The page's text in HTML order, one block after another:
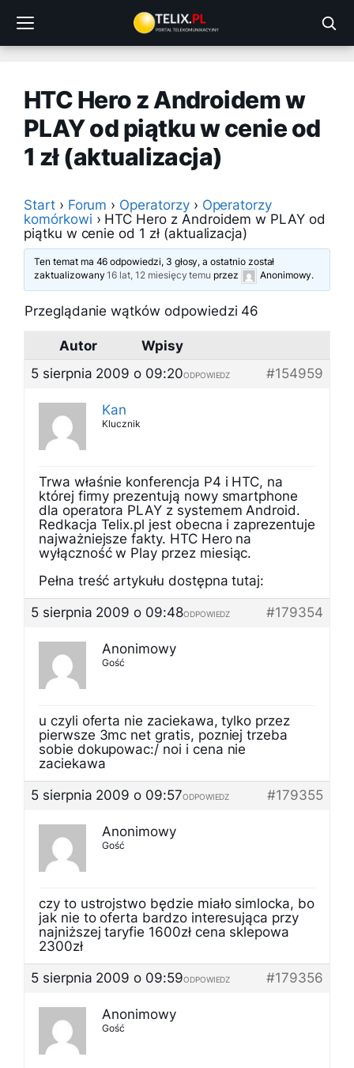
treści
HTC Hero z Androidem w
PLAY od piątku w cenie od
1 zł (aktualizacja)
Start › Forum › Operatorzy › Operatorzy
komórkowi › HTC Hero z Androidem w PLAY od
piątku w cenie od 1 zł (aktualizacja)
Ten temat ma 46 odpowiedzi, 3 głosy, a ostatnio został
zaktualizowany16 lat, 12 miesięcy temu przez Anonimowy.
Przeglądanie wątków odpowiedzi 46
Autor
Wpisy
5 sierpnia 2009 o 09:20
#154959
ODPOWIEDZ
Kan
Klucznik
Trwa właśnie konferencja P4 i HTC, na
której firmy prezentują nowy smartphone
dla operatora PLAY z systemem Android.
Redkacja Telix.pl jest obecna i zaprezentuje
najważniejsze fakty. HTC Hero na
wyłączność w Play przez miesiąc.
Pełna treść artykułu dostępna tutaj:
5 sierpnia 2009 o 09:48
#179354
ODPOWIEDZ
Anonimowy
Gość
u czyli oferta nie zaciekawa, tylko przez
pierwsze 3mc net gratis, pozniej trzeba
sobie dokupowac:/ noi i cena nie
zaciekawa
5 sierpnia 2009 o 09:57
#179355
ODPOWIEDZ
Anonimowy
Gość
czy to ustrojstwo będzie miało simlocka, bo
jak nie to oferta bardzo interesująca przy
najniższej taryfie 1600zł cena sklepowa
2300zł
5 sierpnia 2009 o 09:59
#179356
ODPOWIEDZ
Anonimowy
Gość